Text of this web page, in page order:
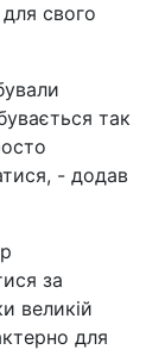
свого
так
- додав
за
великій
для